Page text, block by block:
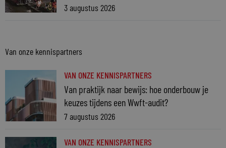
3 augustus 2026
Van onze kennispartners
VAN ONZE KENNISPARTNERS
Van praktijk naar bewijs: hoe onderbouw je
keuzes tijdens een Wwft-audit?
7 augustus 2026
VAN ONZE KENNISPARTNERS